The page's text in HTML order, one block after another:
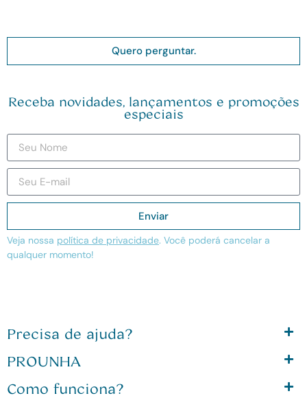
Quero perguntar.
Receba novidades, lançamentos e promoções
especiais
Enviar
Veja nossa política de privacidade. Você poderá cancelar a
qualquer momento!
Precisa de ajuda?
PROUNHA
Como funciona?